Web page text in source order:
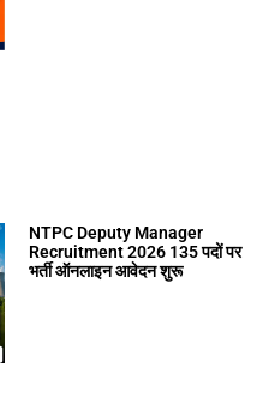
NTPC Deputy Manager
Recruitment 2026 135 पदों पर
भर्ती ऑनलाइन आवेदन शुरू